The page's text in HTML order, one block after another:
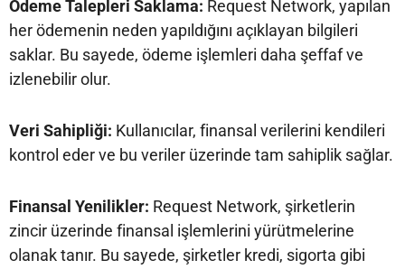
Ödeme Talepleri Saklama: Request Network, yapılan
her ödemenin neden yapıldığını açıklayan bilgileri
saklar. Bu sayede, ödeme işlemleri daha şeffaf ve
izlenebilir olur.
Veri Sahipliği: Kullanıcılar, finansal verilerini kendileri
kontrol eder ve bu veriler üzerinde tam sahiplik sağlar.
Finansal Yenilikler: Request Network, şirketlerin
zincir üzerinde finansal işlemlerini yürütmelerine
olanak tanır. Bu sayede, şirketler kredi, sigorta gibi